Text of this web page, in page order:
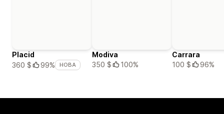
Placid
360 $
99% НОВА
Modiva
350 $
100%
Carrara
100 $
96%